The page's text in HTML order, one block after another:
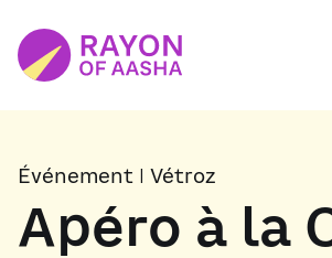
Événement | Vétroz
Apéro à la